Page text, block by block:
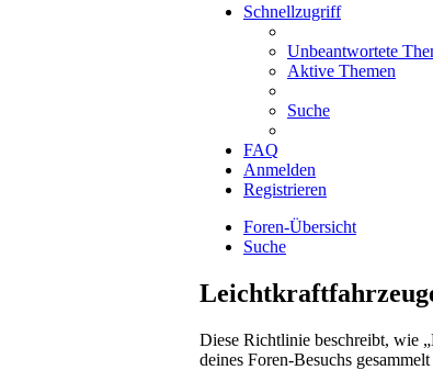
Schnellzugriff
Unbeantwortete
Aktive Themen
Suche
FAQ
Anmelden
Registrieren
Foren-Übersicht
Suche
Diese Richtlinie beschreibt, wie
deines Foren-Besuchs